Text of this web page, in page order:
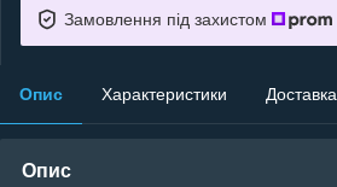
Замовлення під захистом
Опис Характеристики Доставка
Опис